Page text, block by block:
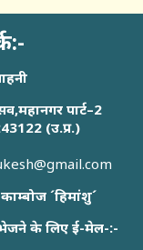
पार्ट–2
(उ.प्र.)
´हिमांशु´
के लिए ई-मेल-:-